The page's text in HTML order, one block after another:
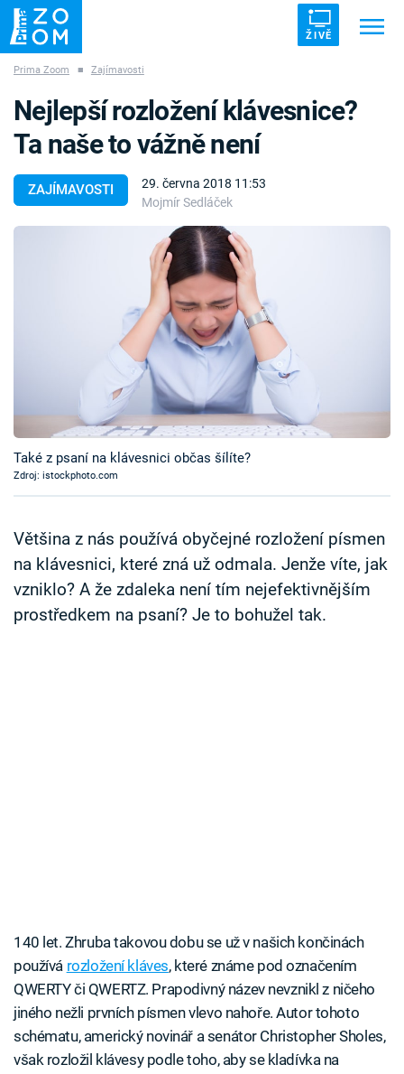
ŽIVĚ
ZÁHADY VETŘELCI DÁVNOVĚKU
Časopis
Sledujte prima+
Sledujte nás
Prima Zoom ■ Zajímavosti
ZAJÍMAVOSTI
29. června 2018 11:53
Mojmír Sedláček
Nejlepší rozložení klávesnice?
Ta naše to vážně není
Také z psaní na klávesnici občas šílíte?
Zdroj: istockphoto.com
Většina z nás používá obyčejné rozložení písmen
na klávesnici, které zná už odmala. Jenže víte, jak
vzniklo? A že zdaleka není tím nejefektivnějším
prostředkem na psaní? Je to bohužel tak.
140 let. Zhruba takovou dobu se už v našich končinách
používá rozložení kláves, které známe pod označením
QWERTY či QWERTZ. Prapodivný název nevznikl z ničeho
jiného nežli prvních písmen vlevo nahoře. Autor tohoto
schématu, americký novinář a senátor Christopher Sholes,
však rozložil klávesy podle toho, aby se kladívka na